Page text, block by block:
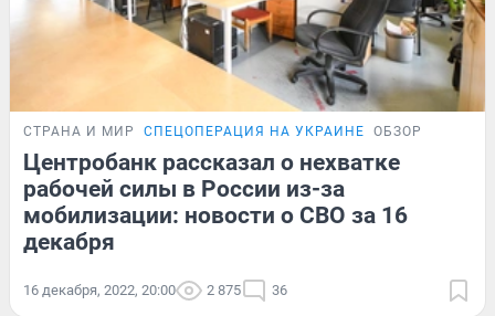
СТРАНА И МИР СПЕЦОПЕРАЦИЯ НА УКРАИНЕ ОБЗОР
Центробанк рассказал о нехватке
рабочей силы в России из-за
мобилизации: новости о СВО за 16
декабря
16 декабря, 2022, 20:00 2 875 36